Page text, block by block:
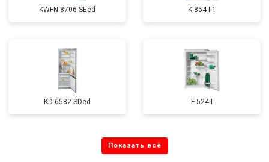
KWFN 8706 SEed K 854 I-1
KD 6582 SDed F 524 I